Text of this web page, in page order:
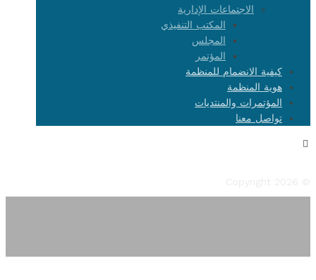
الاجتماعات الإدارية
المكتب التنفيذي
المجلس
المؤتمر
كيفية الانضمام للمنظمة
هوية المنظمة
المؤتمرات والمنتديات
تواصل معنا